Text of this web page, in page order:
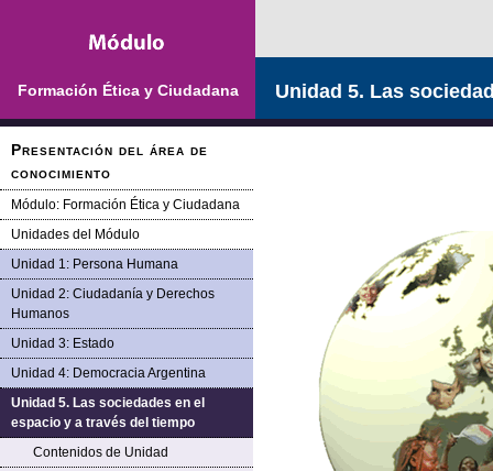
Formación Ética y Ciudadana
Presentación del área de
conocimiento
Módulo: Formación Ética y Ciudadana
Unidades del Módulo
Unidad 1: Persona Humana
Unidad 2: Ciudadanía y Derechos
Humanos
Unidad 3: Estado
Unidad 4: Democracia Argentina
Unidad 5. Las sociedades en el
espacio y a través del tiempo
Contenidos de Unidad
Unidad 5. Las